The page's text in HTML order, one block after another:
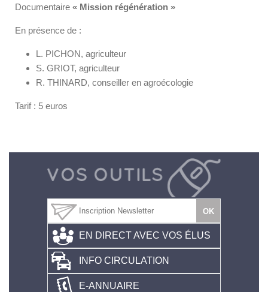
Documentaire « Mission régénération »
En présence de :
L. PICHON, agriculteur
S. GRIOT, agriculteur
R. THINARD, conseiller en agroécologie
Tarif : 5 euros
EN DIRECT AVEC VOS ÉLUS
INFO CIRCULATION
E-ANNUAIRE